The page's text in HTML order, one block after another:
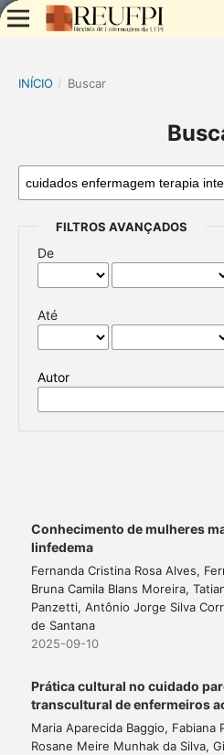
INÍCIO / Buscar
FILTROS AVANÇADOS
De
Até
Autor
Conhecimento de mulheres
linfedema
Fernanda Cristina Rosa Alves,
Bruna Camila Blans Moreira,
Panzetti, Antônio Jorge Silva
de Santana
2025-09-10
Prática cultural no cuidado
transcultural de enfermeiros
Maria Aparecida Baggio, Fabiana
Rosane Meire Munhak da Silva,